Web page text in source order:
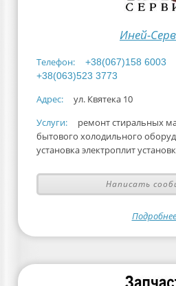
Иней-
Телефон:
+38(067)158 6003
+38(063)523 3773
Адрес:
ул. Квятека 10
Услуги:
ремонт стиральных
бытового холодильного
установка электроплит
Написать
Подробнее